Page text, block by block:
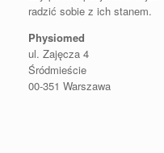
radzić sobie z ich stanem.
Physiomed
ul. Zajęcza 4
Śródmieście
00-351 Warszawa